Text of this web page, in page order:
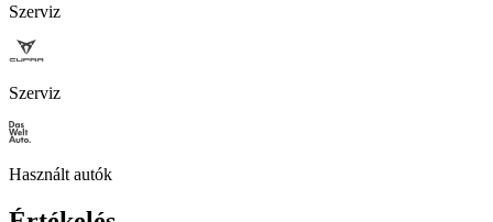
Szerviz
Szerviz
Használt autók